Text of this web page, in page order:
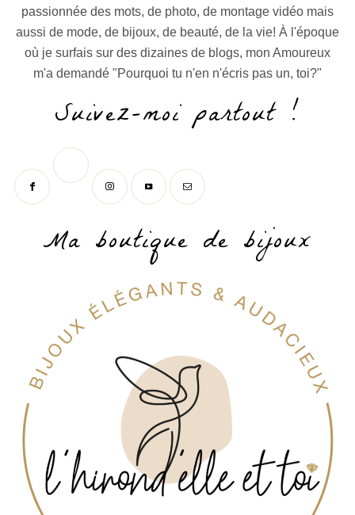
passionnée des mots, de photo, de montage vidéo mais
aussi de mode, de bijoux, de beauté, de la vie! À l'époque
où je surfais sur des dizaines de blogs, mon Amoureux
m'a demandé "Pourquoi tu n'en n'écris pas un, toi?"
Suivez-moi partout !
Ma boutique de bijoux